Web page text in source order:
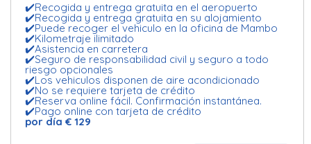
✔️Recogida y entrega gratuita en el aeropuerto
✔️Recogida y entrega gratuita en su alojamiento
✔️Puede recoger el vehiculo en la oficina de Mambo
✔️Kilometraje ilimitado
✔️Asistencia en carretera
✔️Seguro de responsabilidad civil y seguro a todo
riesgo opcionales
✔️Los vehiculos disponen de aire acondicionado
✔️No se requiere tarjeta de crédito
✔️Reserva online fácil. Confirmación instantánea.
✔️Pago online con tarjeta de crédito
por día € 129